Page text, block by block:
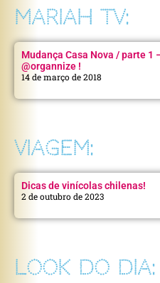
MARIAH TV:
Mudança Casa Nova / parte 1
@organnize !
14 de março de 2018
VIAGEM:
Dicas de vinícolas chilenas!
2 de outubro de 2023
LOOK DO DIA: